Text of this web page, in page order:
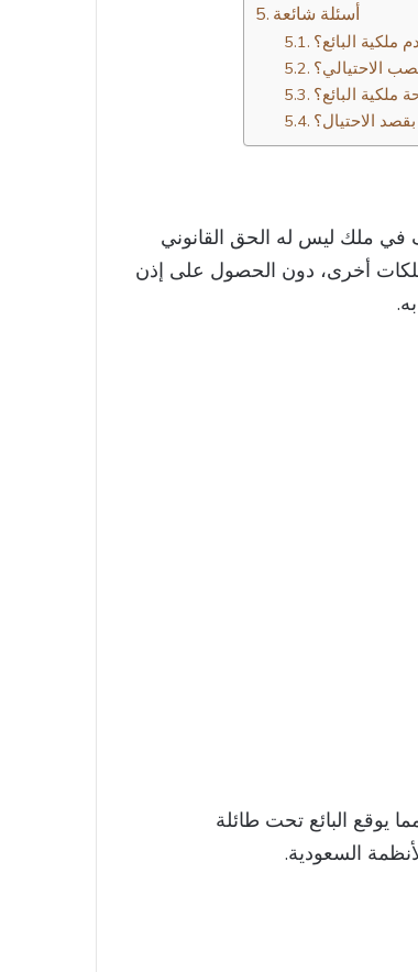
أسئلة شائعة
البائع؟
الاحتيالي؟
البائع؟
الاحتيال؟
في ملك ليس له الحق القانوني
أخرى، دون الحصول على إذن
يوقع البائع تحت طائلة
السعودية.